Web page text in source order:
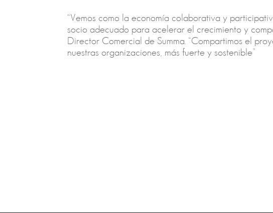
“Vemos como la economía colaborativa y
socio adecuado para acelerar el crecimiento y
Director Comercial de Summa. “Compartimos el
nuestras organizaciones, más fuerte y sostenible”